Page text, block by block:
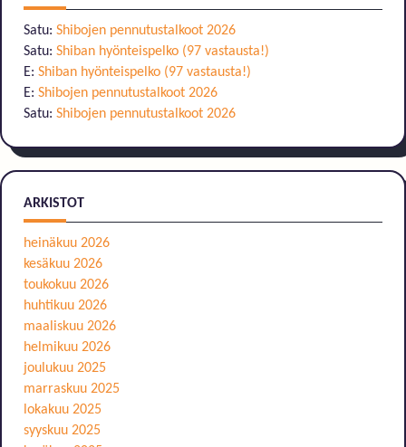
Satu: Shibojen pennutustalkoot 2026
Satu: Shiban hyönteispelko (97 vastausta!)
E: Shiban hyönteispelko (97 vastausta!)
E: Shibojen pennutustalkoot 2026
Satu: Shibojen pennutustalkoot 2026
ARKISTOT
heinäkuu 2026
kesäkuu 2026
toukokuu 2026
huhtikuu 2026
maaliskuu 2026
helmikuu 2026
joulukuu 2025
marraskuu 2025
lokakuu 2025
syyskuu 2025